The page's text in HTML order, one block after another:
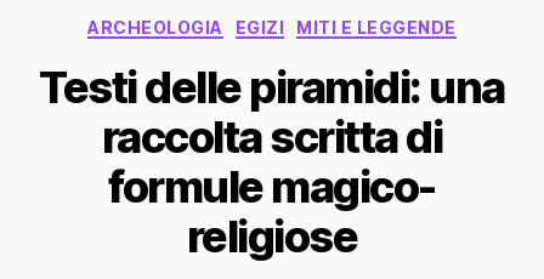
Categorie
ARCHEOLOGIA EGIZI MITI E LEGGENDE
Testi delle piramidi: una
raccolta scritta di
formule magico-
religiose